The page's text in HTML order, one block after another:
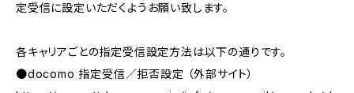
定受信に設定いただくようお願い致します。
各キャリアごとの指定受信設定方法は以下の通りです。
●docomo 指定受信／拒否設定 （外部サイト）